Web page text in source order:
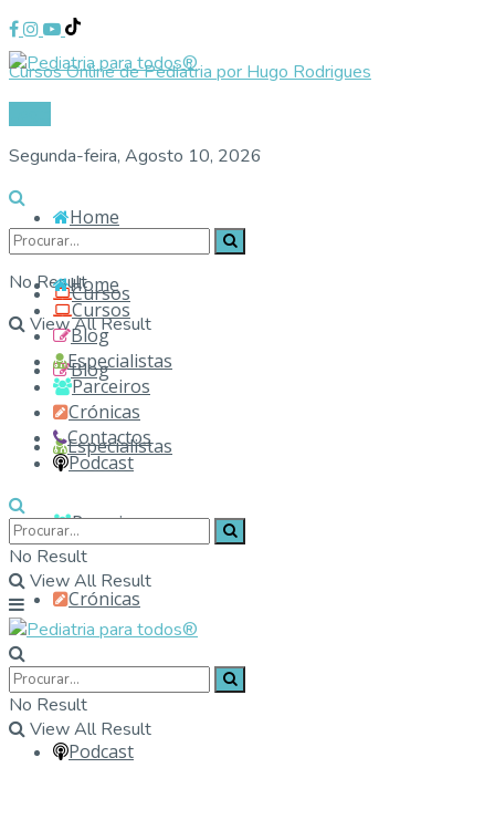
Cursos Online de Pediatria por Hugo Rodrigues
Segunda-feira, Agosto 10, 2026
No Result
View All Result
Home
Cursos
Blog
Especialistas
Parceiros
Crónicas
Contactos
Podcast
Home
Cursos
Blog
Especialistas
Parceiros
Crónicas
Contactos
Podcast
No Result
View All Result
No Result
View All Result